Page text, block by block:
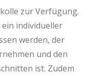
zur Verfügung.
individueller
werden, der
und den
ist. Zudem